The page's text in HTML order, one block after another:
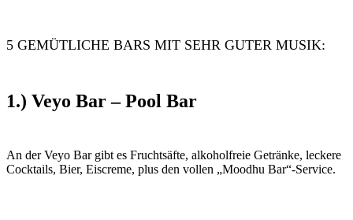
5 GEMÜTLICHE BARS MIT SEHR GUTER MUSIK:
1.) Veyo Bar – Pool Bar
An der Veyo Bar gibt es Fruchtsäfte, alkoholfreie Getränke, leckere
Cocktails, Bier, Eiscreme, plus den vollen „Moodhu Bar“-Service.